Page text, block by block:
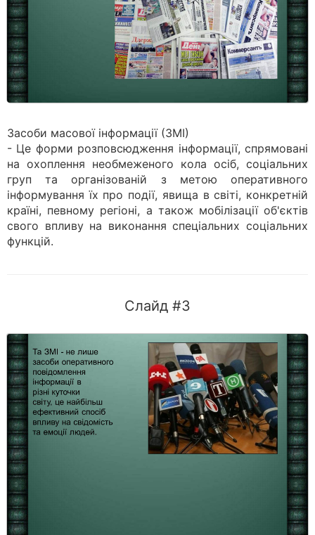
Засоби масової інформації (ЗМІ)
- Це форми розповсюдження інформації, спрямовані
на охоплення необмеженого кола осіб, соціальних
груп та організованій з метою оперативного
інформування їх про події, явища в світі, конкретній
країні, певному регіоні, а також мобілізації об'єктів
свого впливу на виконання спеціальних соціальних
функцій.
Слайд #3